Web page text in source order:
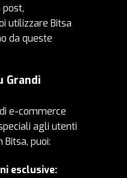
post,
utilizzare Bitsa
da queste
Grandi
e-commerce
agli utenti
Bitsa, puoi:
esclusive: